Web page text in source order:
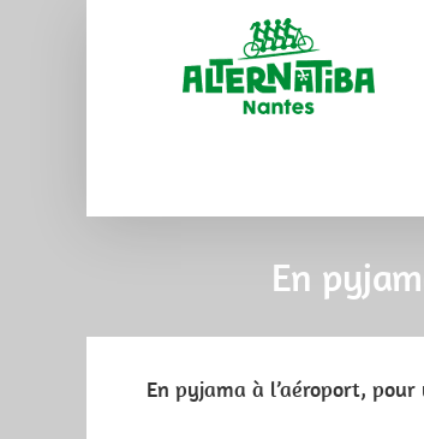
En
En pyjama à l’aéroport,